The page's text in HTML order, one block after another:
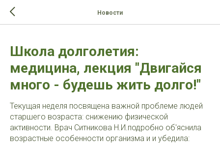
Новости
Школа долголетия:
медицина, лекция "Двигайся
много - будешь жить долго!"
Текущая неделя посвящена важной проблеме людей
старшего возраста: снижению физической
активности. Врач Ситникова Н.И.подробно об'яснила
возрастные особенности организма и и убедила: